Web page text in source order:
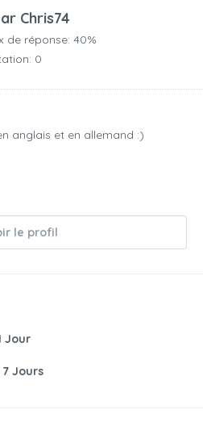
Chris74
de réponse: 40%
0
anglais et en allemand :)
le profil
Jour
7 Jours